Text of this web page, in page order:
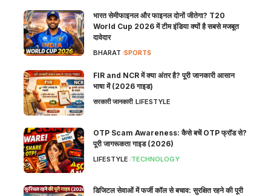
भारत सेमीफाइनल और फाइनल दोनों जीतेगा? T20
World Cup 2026 में टीम इंडिया क्यों है सबसे मजबूत
दावेदार
BHARAT SPORTS
FIR and NCR में क्या अंतर है? पूरी जानकारी आसान
भाषा में (2026 गाइड)
सरकारी जानकारी LIFESTYLE
OTP Scam Awareness: कैसे बचें OTP फ्रॉड से?
पूरी जागरूकता गाइड (2026)
LIFESTYLE TECHNOLOGY
डिजिटल सेवाओं में फर्जी कॉल से बचाव: सुरक्षित रहने की पूरी